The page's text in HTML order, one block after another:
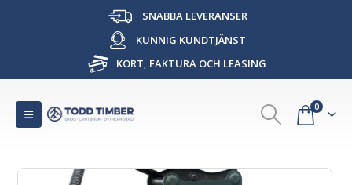
SNABBA LEVERANSER
KUNNIG KUNDTJÄNST
KORT, FAKTURA OCH LEASING
0